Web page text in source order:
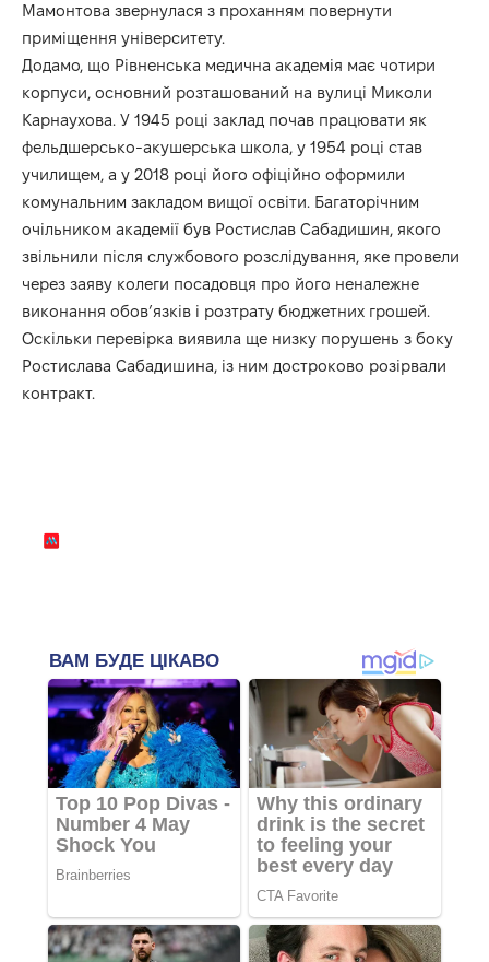
Мамонтова звернулася з проханням повернути
приміщення університету.
Додамо, що Рівненська медична академія має чотири
корпуси, основний розташований на вулиці Миколи
Карнаухова. У 1945 році заклад почав працювати як
фельдшерсько-акушерська школа, у 1954 році став
училищем, а у 2018 році його офіційно оформили
комунальним закладом вищої освіти. Багаторічним
очільником академії був Ростислав Сабадишин, якого
звільнили після службового розслідування, яке провели
через заяву колеги посадовця про його неналежне
виконання обовʼязків і розтрату бюджетних грошей.
Оскільки перевірка виявила ще низку порушень з боку
Ростислава Сабадишина, із ним достроково розірвали
контракт.